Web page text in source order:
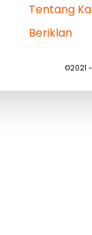
Tentang
Beriklan
©2021